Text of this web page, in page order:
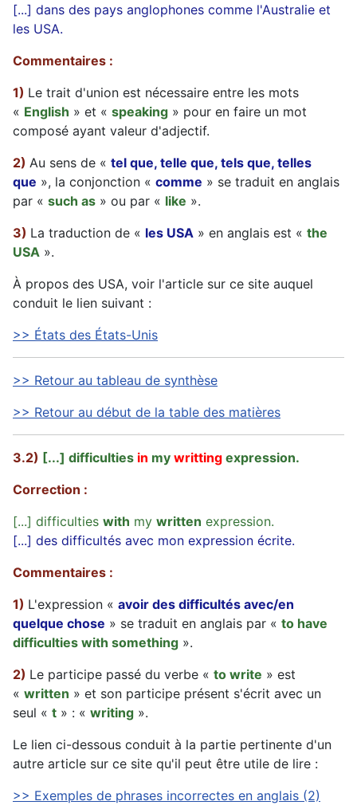
[...] dans des pays anglophones comme l'Australie et
les USA.
Commentaires :
1) Le trait d'union est nécessaire entre les mots
« English » et « speaking » pour en faire un mot
composé ayant valeur d'adjectif.
2) Au sens de « tel que, telle que, tels que, telles
que », la conjonction « comme » se traduit en anglais
par « such as » ou par « like ».
3) La traduction de « les USA » en anglais est « the
USA ».
À propos des USA, voir l'article sur ce site auquel
conduit le lien suivant :
>> États des États-Unis
>> Retour au tableau de synthèse
>> Retour au début de la table des matières
3.2) [...] difficulties in my writting expression.
Correction :
[...] difficulties with my written expression.
[...] des difficultés avec mon expression écrite.
Commentaires :
1) L'expression « avoir des difficultés avec/en
quelque chose » se traduit en anglais par « to have
difficulties with something ».
2) Le participe passé du verbe « to write » est
« written » et son participe présent s'écrit avec un
seul « t » : « writing ».
Le lien ci-dessous conduit à la partie pertinente d'un
autre article sur ce site qu'il peut être utile de lire :
>> Exemples de phrases incorrectes en anglais (2)